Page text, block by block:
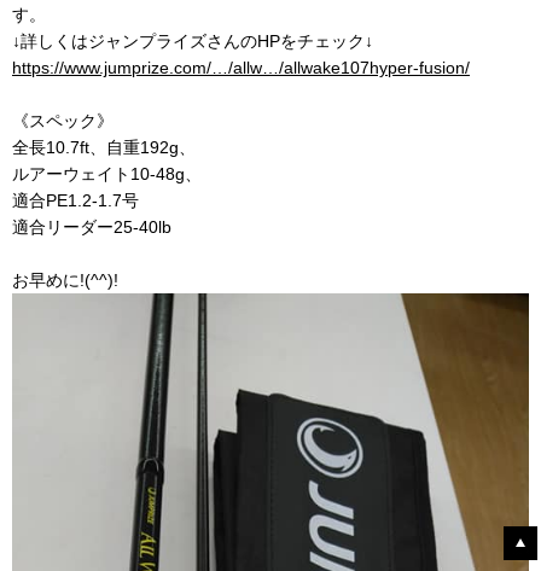
す。
↓詳しくはジャンプライズさんのHPをチェック↓
https://www.jumprize.com/…/allw…/allwake107hyper-fusion/
《スペック》
全長10.7ft、自重192g、
ルアーウェイト10-48g、
適合PE1.2-1.7号
適合リーダー25-40lb
お早めに!(^^)!